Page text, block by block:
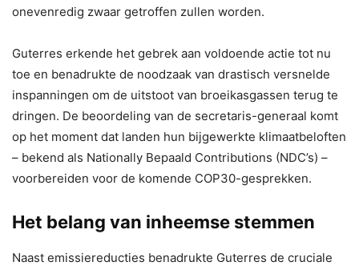
onevenredig zwaar getroffen zullen worden.
Guterres erkende het gebrek aan voldoende actie tot nu
toe en benadrukte de noodzaak van drastisch versnelde
inspanningen om de uitstoot van broeikasgassen terug te
dringen. De beoordeling van de secretaris-generaal komt
op het moment dat landen hun bijgewerkte klimaatbeloften
– bekend als Nationally Bepaald Contributions (NDC’s) –
voorbereiden voor de komende COP30-gesprekken.
Het belang van inheemse stemmen
Naast emissiereducties benadrukte Guterres de cruciale